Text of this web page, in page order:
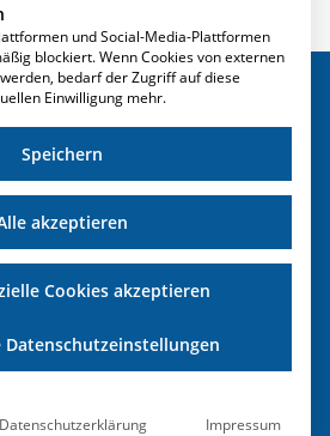
und Social-Media-Plattformen
blockiert. Wenn Cookies von externen
bedarf der Zugriff auf diese
Einwilligung mehr.
Speichern
akzeptieren
Cookies akzeptieren
Datenschutzerklärung Impressum